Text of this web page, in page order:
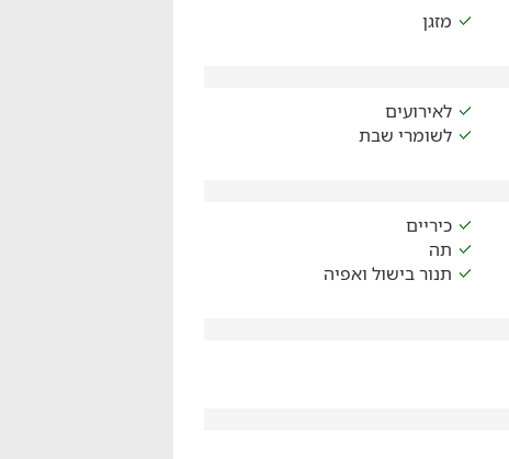
מזגן
לאירועים
לשומרי שבת
כיריים
תה
תנור בישול ואפיה